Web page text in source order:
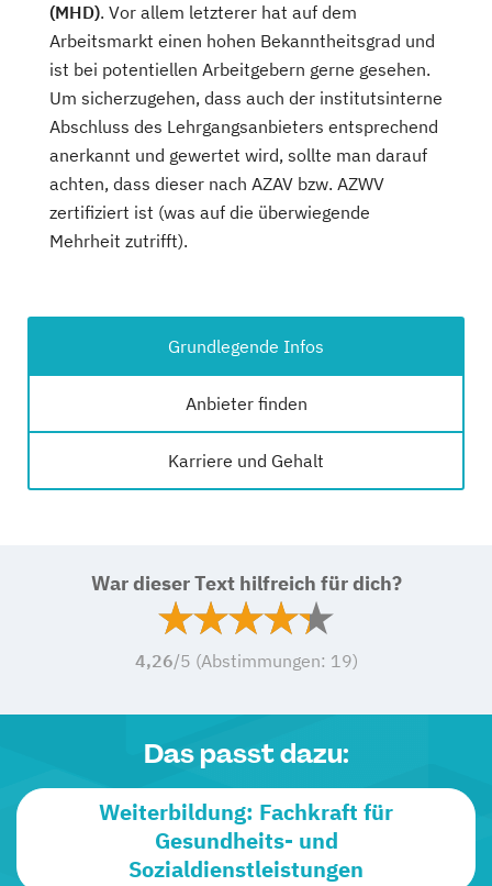
(MHD). Vor allem letzterer hat auf dem
Arbeitsmarkt einen hohen Bekanntheitsgrad und
ist bei potentiellen Arbeitgebern gerne gesehen.
Um sicherzugehen, dass auch der institutsinterne
Abschluss des Lehrgangsanbieters entsprechend
anerkannt und gewertet wird, sollte man darauf
achten, dass dieser nach AZAV bzw. AZWV
zertifiziert ist (was auf die überwiegende
Mehrheit zutrifft).
Grundlegende Infos
Anbieter finden
Karriere und Gehalt
War dieser Text hilfreich für dich?
4,26/5 (Abstimmungen: 19)
Das passt dazu:
Weiterbildung: Fachkraft für
Gesundheits- und
Sozialdienstleistungen